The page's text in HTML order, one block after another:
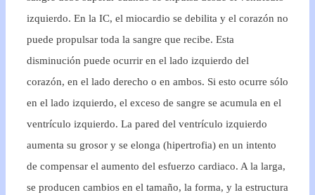
izquierdo. En la IC, el miocardio se debilita y el corazón no
puede propulsar toda la sangre que recibe. Esta
disminución puede ocurrir en el lado izquierdo del
corazón, en el lado derecho o en ambos. Si esto ocurre sólo
en el lado izquierdo, el exceso de sangre se acumula en el
ventrículo izquierdo. La pared del ventrículo izquierdo
aumenta su grosor y se elonga (hipertrofia) en un intento
de compensar el aumento del esfuerzo cardiaco. A la larga,
se producen cambios en el tamaño, la forma, y la estructura